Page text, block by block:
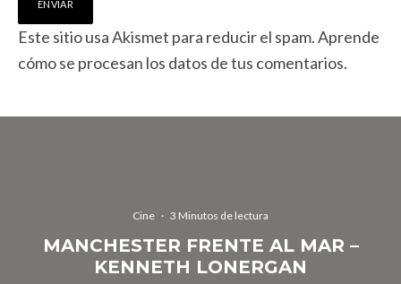
Este sitio usa Akismet para reducir el spam.Aprende
cómo se procesan los datos de tus comentarios.
Cine · 3 Minutos de lectura
MANCHESTER FRENTE AL MAR –
KENNETH LONERGAN